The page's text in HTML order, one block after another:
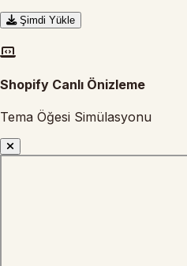
Şimdi Yükle
Shopify Canlı Önizleme
Tema Öğesi Simülasyonu